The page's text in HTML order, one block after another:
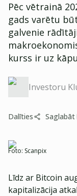
Pēc vētrainā
gads varētu
galvenie
kurss ir uz
Investoru
Dalīties Saglabāt
Foto: Scanpix
Līdz ar Bitcoin
kapitalizācija